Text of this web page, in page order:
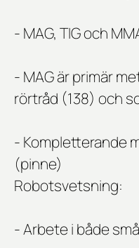
- MAG, TIG och
- MAG är primär
rörtråd (138) och
- Kompletterande
(pinne)
Robotsvetsning:
- Arbete i både